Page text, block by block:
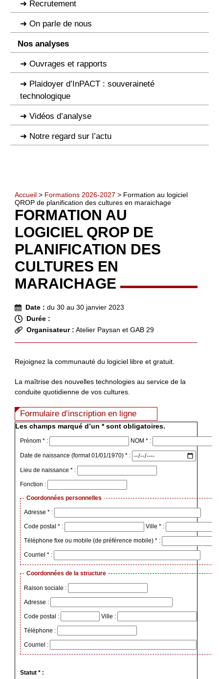
Recrutement
On parle de nous
Nos analyses
Ouvrages et rapports
Plaidoyer d’InPACT : souveraineté
technologique
Vidéos d’analyse
Notre regard sur l’actu
Accueil > Formations 2026-2027 > Formation au logiciel
QROP de planification des cultures en maraichage
FORMATION AU
LOGICIEL QROP DE
PLANIFICATION DES
CULTURES EN
MARAICHAGE
Date : du 30 au 30 janvier 2023
Durée :
Organisateur : Atelier Paysan et GAB 29
Rejoignez la communauté du logiciel libre et gratuit.
La maîtrise des nouvelles technologies au service de la
conduite quotidienne de vos cultures.
Formulaire d’inscription en ligne
Les champs marqué d’un * sont obligatoires.
Prénom * : NOM * :
Date de naissance (format 01/01/1970) * :
Lieu de naissance * :
Fonction :
Coordonnées personnelles
Adresse * :
Code postal * : Ville * :
Téléphone fixe ou mobile (de préférence mobile) * :
Courriel * :
Coordonnées de la structure
Raison sociale :
Adresse :
Code postal : Ville :
Téléphone :
Courriel :
Statut * :